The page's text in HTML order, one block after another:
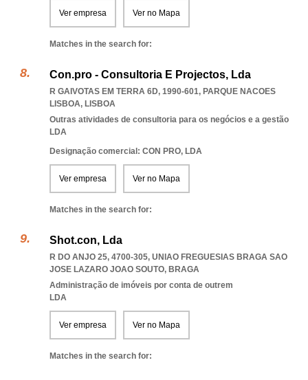
Ver empresa Ver no Mapa
Matches in the search for:
Con.pro - Consultoria E Projectos, Lda
R GAIVOTAS EM TERRA 6D, 1990-601, PARQUE NACOES
LISBOA, LISBOA
Outras atividades de consultoria para os negócios e a gestão
LDA
Designação comercial: CON PRO, LDA
Ver empresa Ver no Mapa
Matches in the search for:
Shot.con, Lda
R DO ANJO 25, 4700-305, UNIAO FREGUESIAS BRAGA SAO
JOSE LAZARO JOAO SOUTO, BRAGA
Administração de imóveis por conta de outrem
LDA
Ver empresa Ver no Mapa
Matches in the search for: